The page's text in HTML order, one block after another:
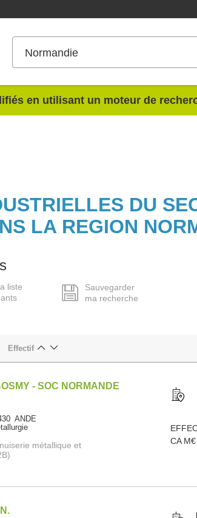
Normandie
en utilisant un moteur de
DU
LA REGION
liste
Sauvegarder
ma recherche
Effectif
- SOC NORMANDE
ANDE
métallique et
CA M€